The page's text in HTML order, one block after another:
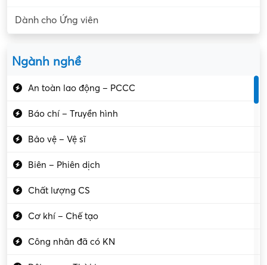
Dành cho Ứng viên
Ngành nghề
An toàn lao động – PCCC
Báo chí – Truyền hình
Bảo vệ – Vệ sĩ
Biên – Phiên dịch
Chất lượng CS
Cơ khí – Chế tạo
Công nhân đã có KN